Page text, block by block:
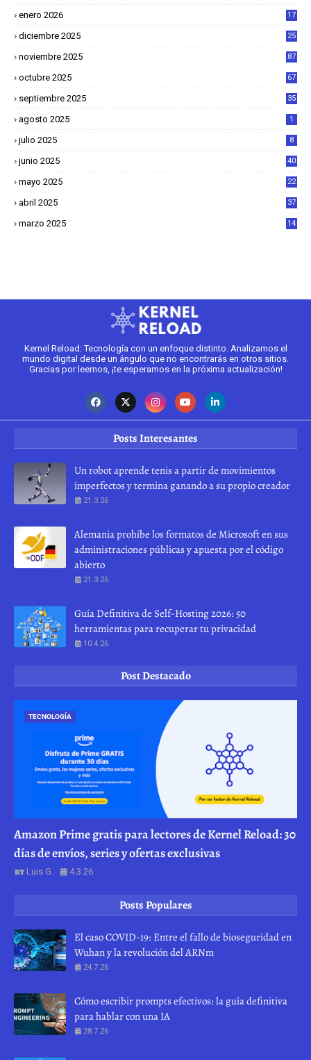
enero 2026
17
diciembre 2025
25
noviembre 2025 87
octubre 2025 67
septiembre 2025 35
agosto 2025 1
julio 2025 8
junio 2025 40
mayo 2025
22
abril 2025
37
marzo 2025
14
Kernel Reload: Tecnología con un enfoque distinto. Analizamos el
mundo digital desde un ángulo que no encontrarás en otros sitios.
Gracias por leernos, ¡te esperamos en la próxima actualización!
Posts Interesantes
Un robot aprende tenis a partir de movimientos
imperfectos y termina ganando a su propio creador
21.3.26
Alemania prohíbe los formatos de Microsoft en sus
administraciones públicas y apuesta por el código
abierto
21.3.26
Guía Definitiva de Self-Hosting 2026: 50
herramientas para recuperar tu privacidad
10.4.26
Post Destacado
TECNOLOGÍA
Amazon Prime gratis para lectores de Kernel Reload: 30
días de envíos, series y ofertas exclusivas
Luis G. 4.3.26
Posts Populares
El caso COVID-19: Entre el fallo de bioseguridad en
Wuhan y la revolución del ARNm
24.7.26
Cómo escribir prompts efectivos: la guía definitiva
para hablar con una IA
28.7.26